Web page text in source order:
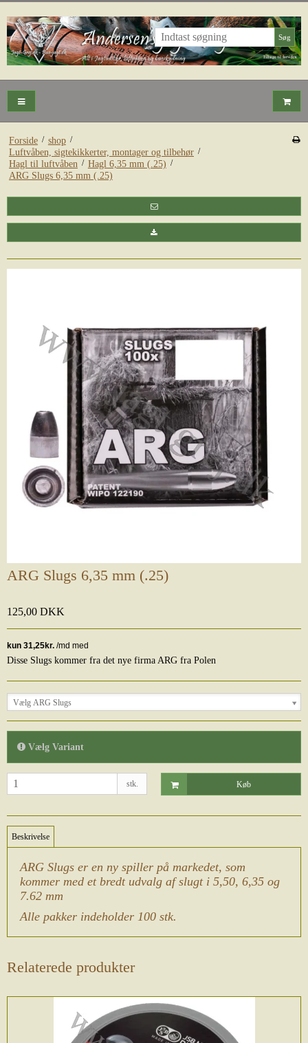
Søg
Forside / shop /
Luftvåben, sigtekikkerter, montager og tilbehør /
Hagl til luftvåben / Hagl 6,35 mm (.25) /
ARG Slugs 6,35 mm (.25)
ARG Slugs 6,35 mm (.25)
125,00 DKK
Disse Slugs kommer fra det nye firma ARG fra Polen
Vælg ARG Slugs
Vælg Variant
stk. Køb
Beskrivelse
ARG Slugs er en ny spiller på markedet, som
kommer med et bredt udvalg af slugt i 5,50, 6,35 og
7.62 mm
Alle pakker indeholder 100 stk.
Relaterede produkter